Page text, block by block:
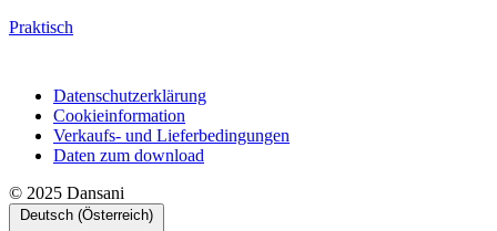
Praktisch
Datenschutzerklärung
Cookieinformation
Verkaufs- und Lieferbedingungen
Daten zum download
© 2025 Dansani
Deutsch (Österreich)